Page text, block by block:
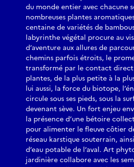
du monde entier avec chacune
nombreuses plantes
centaine de variétés de
labyrinthe végétal procure au
d’aventure aux allures de
chemins parfois étroits, le
transformé par le contact direct
plantes, de la plus petite à la
lui aussi, la force du biotope,
circule sous ses pieds, sous la
devenant sève. Un fort enjeu
la présence d’une bétoire
pour alimenter le fleuve côtier
réseau karstique souterrain,
d’eau potable de l’aval. Art
jardinière collabore avec les